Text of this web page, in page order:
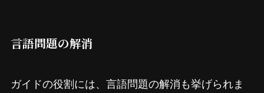
言語問題の解消
ガイドの役割には、言語問題の解消も挙げられま